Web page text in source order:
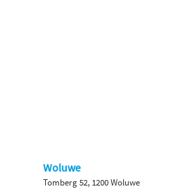
Woluwe
Tomberg 52, 1200 Woluwe